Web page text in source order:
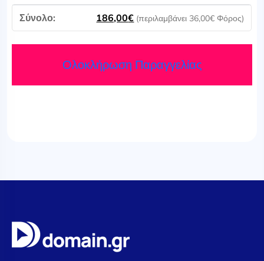
186,00€ (περιλαμβάνει 36,00€ Φόρος)
Ολοκλήρωση Παραγγελίας